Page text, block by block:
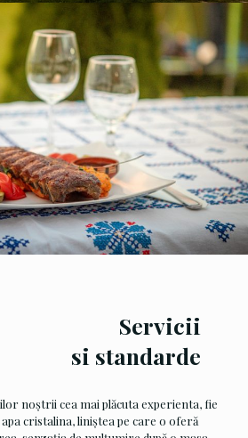
Servicii
si standarde
noștrii cea mai plăcuta experienta, fie
cristalina, liniștea pe care o oferă